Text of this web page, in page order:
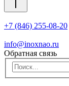
+7 (846) 255-08-20
info@inoxnao.ru
Обратная связь